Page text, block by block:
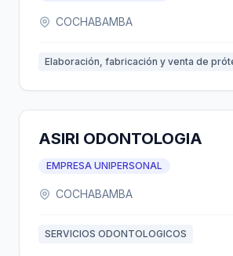
COCHABAMBA
Elaboración, fabricación y venta de
ASIRI ODONTOLOGIA
EMPRESA UNIPERSONAL
COCHABAMBA
SERVICIOS ODONTOLOGICOS